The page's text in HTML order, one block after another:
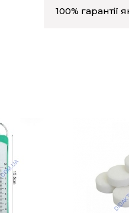
100% гарантії